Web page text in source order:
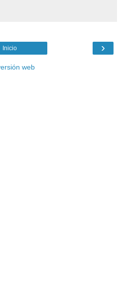
›
Inicio
web